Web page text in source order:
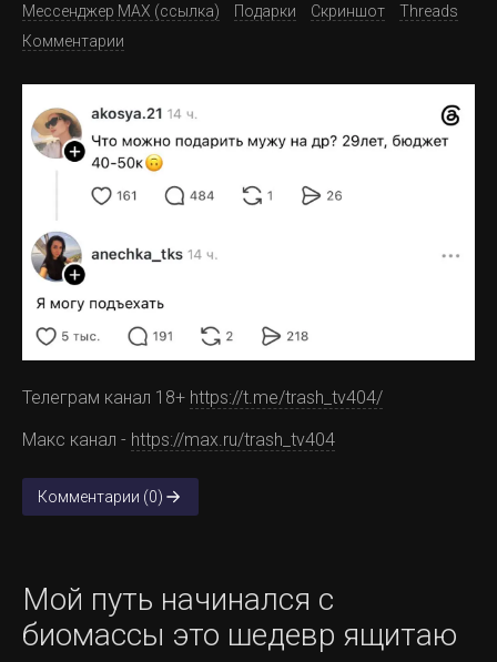
Мессенджер MAX (ссылка)
Подарки Скриншот
Threads
Комментарии
Телеграм канал 18+ https://t.me/trash_tv404/
Макс канал - https://max.ru/trash_tv404
Комментарии (0)
Мой путь начинался с
биомассы это шедевр ящитаю